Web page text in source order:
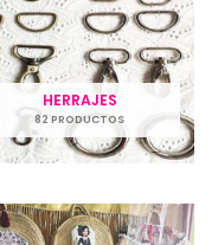
HERRAJES
82 PRODUCTOS